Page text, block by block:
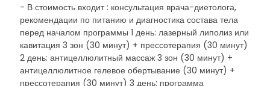
- В стоимость входит : консультация врача-диетолога,
рекомендации по питанию и диагностика состава тела
перед началом программы 1 день: лазерный липолиз или
кавитация 3 зон (30 минут) + прессотерапия (30 минут)
2 день: антицеллюлитный массаж 3 зон (30 минут) +
антицеллюлитное гелевое обертывание (30 минут) +
прессотерапия (30 минут) 3 день: программа